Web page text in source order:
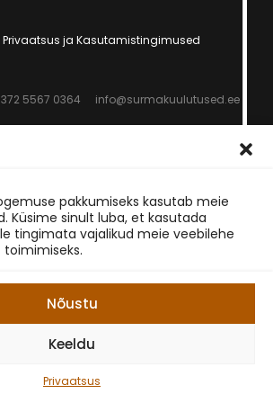
pakkumiseks kasutab meie
Küsime sinult luba, et kasutada
tingimata vajalikud meie veebilehe
Nõustu
Keeldu
Privaatsus
Privaatsus ja Kasutamistingimused
5567 0364 info@surmakuulutused.ee